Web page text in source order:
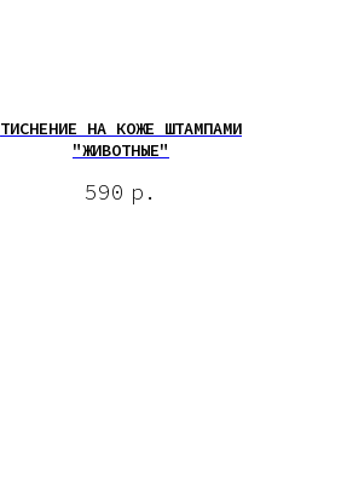
ТИСНЕНИЕ НА КОЖЕ ШТАМПАМИ
"ЖИВОТНЫЕ"
590 р.